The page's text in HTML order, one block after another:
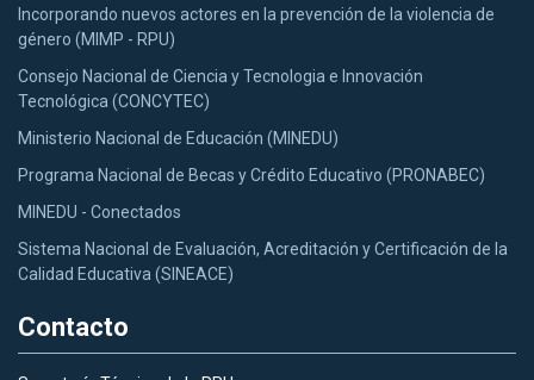
Incorporando nuevos actores en la prevención de la violencia de
género (MIMP - RPU)
Consejo Nacional de Ciencia y Tecnologia e Innovación
Tecnológica (CONCYTEC)
Ministerio Nacional de Educación (MINEDU)
Programa Nacional de Becas y Crédito Educativo (PRONABEC)
MINEDU - Conectados
Sistema Nacional de Evaluación, Acreditación y Certificación de la
Calidad Educativa (SINEACE)
Contacto